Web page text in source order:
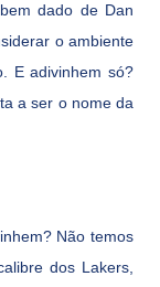
dado de Dan
o ambiente
E adivinhem só?
a ser o nome da
Não temos
dos Lakers,